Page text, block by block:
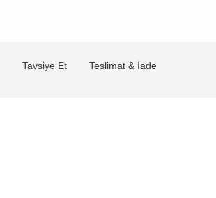
Tavsiye Et Teslimat & İade